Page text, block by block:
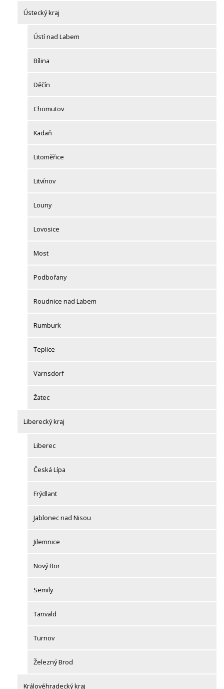
Ústecký kraj
Ústí nad Labem
Bílina
Děčín
Chomutov
Kadaň
Litoměřice
Litvínov
Louny
Lovosice
Most
Podbořany
Roudnice nad Labem
Rumburk
Teplice
Varnsdorf
Žatec
Liberecký kraj
Liberec
Česká Lípa
Frýdlant
Jablonec nad Nisou
Jilemnice
Nový Bor
Semily
Tanvald
Turnov
Železný Brod
Královéhradecký kraj